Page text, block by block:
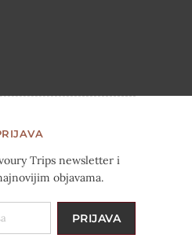
Trips newsletter i
objavama.
PRIJAVA